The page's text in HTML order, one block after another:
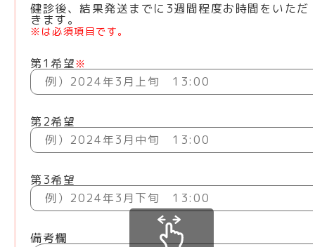
健診後、結果発送までに3週間程度お時間をいただ
きます。
※は必須項目です。
第1希望※
第2希望
第3希望
備考欄